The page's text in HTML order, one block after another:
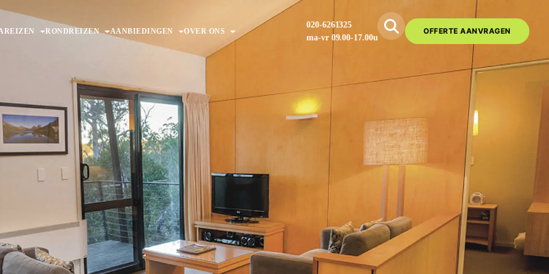
RONDREIZEN AANBIEDINGEN OVER ONS
020-6261325
ma-vr 09.00-17.00u
OFFERTE AANVRAGEN